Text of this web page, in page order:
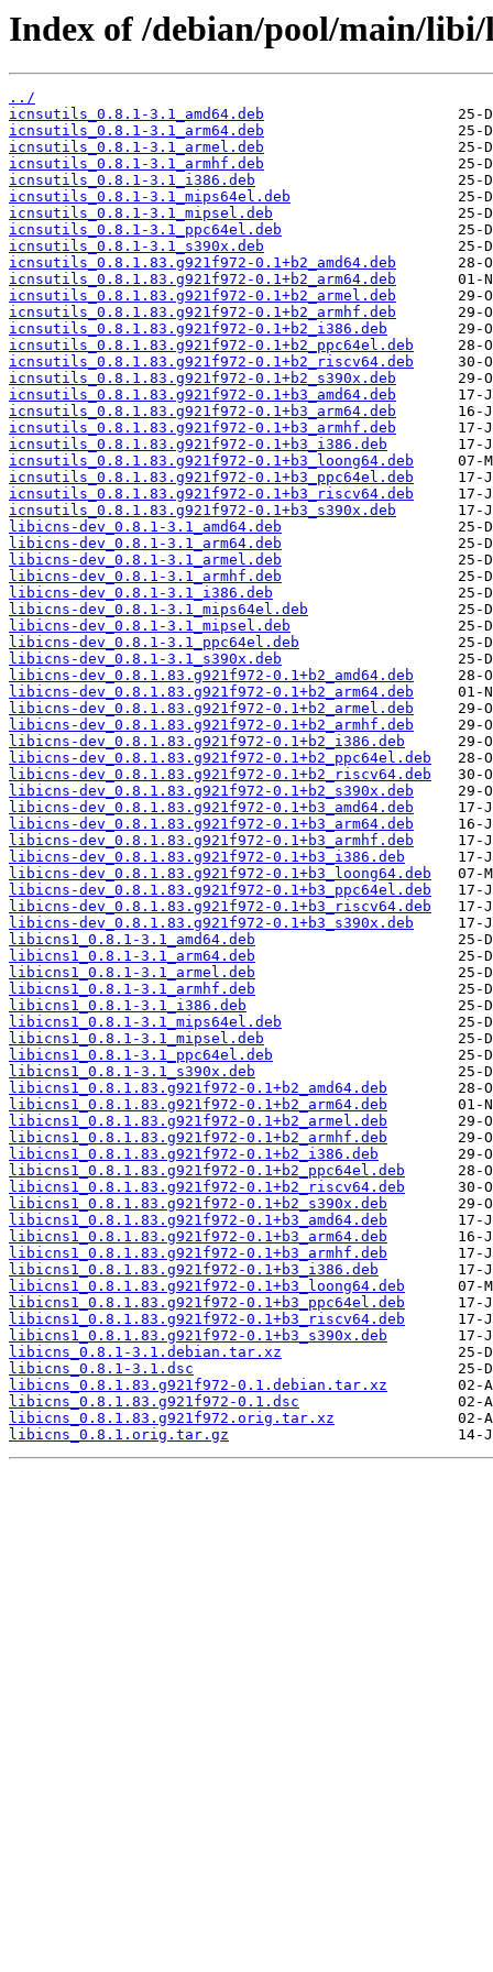
Index of /debian/pool/main/
../
icnsutils_0.8.1-3.1_amd64.deb
icnsutils_0.8.1-3.1_arm64.deb
icnsutils_0.8.1-3.1_armel.deb
icnsutils_0.8.1-3.1_armhf.deb
icnsutils_0.8.1-3.1_i386.deb
icnsutils_0.8.1-3.1_mips64el.deb
icnsutils_0.8.1-3.1_mipsel.deb
icnsutils_0.8.1-3.1_ppc64el.deb
icnsutils_0.8.1-3.1_s390x.deb
icnsutils_0.8.1.83.g921f972-0.1+b2_amd64.deb
icnsutils_0.8.1.83.g921f972-0.1+b2_arm64.deb
icnsutils_0.8.1.83.g921f972-0.1+b2_armel.deb
icnsutils_0.8.1.83.g921f972-0.1+b2_armhf.deb
icnsutils_0.8.1.83.g921f972-0.1+b2_i386.deb
icnsutils_0.8.1.83.g921f972-0.1+b2_ppc64el.deb
icnsutils_0.8.1.83.g921f972-0.1+b2_riscv64.deb
icnsutils_0.8.1.83.g921f972-0.1+b2_s390x.deb
icnsutils_0.8.1.83.g921f972-0.1+b3_amd64.deb
icnsutils_0.8.1.83.g921f972-0.1+b3_arm64.deb
icnsutils_0.8.1.83.g921f972-0.1+b3_armhf.deb
icnsutils_0.8.1.83.g921f972-0.1+b3_i386.deb
icnsutils_0.8.1.83.g921f972-0.1+b3_loong64.deb
icnsutils_0.8.1.83.g921f972-0.1+b3_ppc64el.deb
icnsutils_0.8.1.83.g921f972-0.1+b3_riscv64.deb
icnsutils_0.8.1.83.g921f972-0.1+b3_s390x.deb
libicns-dev_0.8.1-3.1_amd64.deb
libicns-dev_0.8.1-3.1_arm64.deb
libicns-dev_0.8.1-3.1_armel.deb
libicns-dev_0.8.1-3.1_armhf.deb
libicns-dev_0.8.1-3.1_i386.deb
libicns-dev_0.8.1-3.1_mips64el.deb
libicns-dev_0.8.1-3.1_mipsel.deb
libicns-dev_0.8.1-3.1_ppc64el.deb
libicns-dev_0.8.1-3.1_s390x.deb
libicns-dev_0.8.1.83.g921f972-0.1+b2_amd64.deb
libicns-dev_0.8.1.83.g921f972-0.1+b2_arm64.deb
libicns-dev_0.8.1.83.g921f972-0.1+b2_armel.deb
libicns-dev_0.8.1.83.g921f972-0.1+b2_armhf.deb
libicns-dev_0.8.1.83.g921f972-0.1+b2_i386.deb
libicns-dev_0.8.1.83.g921f972-0.1+b2_ppc64el.deb
libicns-dev_0.8.1.83.g921f972-0.1+b2_riscv64.deb
libicns-dev_0.8.1.83.g921f972-0.1+b2_s390x.deb
libicns-dev_0.8.1.83.g921f972-0.1+b3_amd64.deb
libicns-dev_0.8.1.83.g921f972-0.1+b3_arm64.deb
libicns-dev_0.8.1.83.g921f972-0.1+b3_armhf.deb
libicns-dev_0.8.1.83.g921f972-0.1+b3_i386.deb
libicns-dev_0.8.1.83.g921f972-0.1+b3_loong64.deb
libicns-dev_0.8.1.83.g921f972-0.1+b3_ppc64el.deb
libicns-dev_0.8.1.83.g921f972-0.1+b3_riscv64.deb
libicns-dev_0.8.1.83.g921f972-0.1+b3_s390x.deb
libicns1_0.8.1-3.1_amd64.deb
libicns1_0.8.1-3.1_arm64.deb
libicns1_0.8.1-3.1_armel.deb
libicns1_0.8.1-3.1_armhf.deb
libicns1_0.8.1-3.1_i386.deb
libicns1_0.8.1-3.1_mips64el.deb
libicns1_0.8.1-3.1_mipsel.deb
libicns1_0.8.1-3.1_ppc64el.deb
libicns1_0.8.1-3.1_s390x.deb
libicns1_0.8.1.83.g921f972-0.1+b2_amd64.deb
libicns1_0.8.1.83.g921f972-0.1+b2_arm64.deb
libicns1_0.8.1.83.g921f972-0.1+b2_armel.deb
libicns1_0.8.1.83.g921f972-0.1+b2_armhf.deb
libicns1_0.8.1.83.g921f972-0.1+b2_i386.deb
libicns1_0.8.1.83.g921f972-0.1+b2_ppc64el.deb
libicns1_0.8.1.83.g921f972-0.1+b2_riscv64.deb
libicns1_0.8.1.83.g921f972-0.1+b2_s390x.deb
libicns1_0.8.1.83.g921f972-0.1+b3_amd64.deb
libicns1_0.8.1.83.g921f972-0.1+b3_arm64.deb
libicns1_0.8.1.83.g921f972-0.1+b3_armhf.deb
libicns1_0.8.1.83.g921f972-0.1+b3_i386.deb
libicns1_0.8.1.83.g921f972-0.1+b3_loong64.deb
libicns1_0.8.1.83.g921f972-0.1+b3_ppc64el.deb
libicns1_0.8.1.83.g921f972-0.1+b3_riscv64.deb
libicns1_0.8.1.83.g921f972-0.1+b3_s390x.deb
libicns_0.8.1-3.1.debian.tar.xz
libicns_0.8.1-3.1.dsc
libicns_0.8.1.83.g921f972-0.1.debian.tar.xz
libicns_0.8.1.83.g921f972-0.1.dsc
libicns_0.8.1.83.g921f972.orig.tar.xz
libicns_0.8.1.orig.tar.gz